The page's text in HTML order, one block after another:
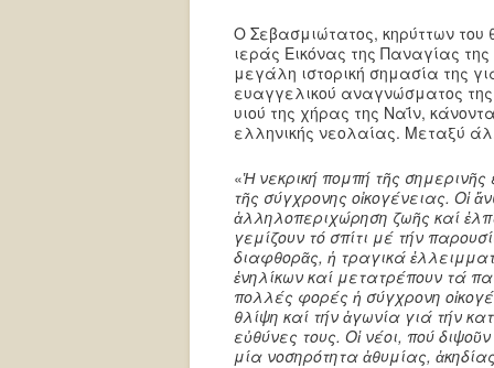
Ο Σεβασμιώτατος, κηρύττων
ιεράς Εικόνας της Παναγίας
μεγάλη ιστορική σημασία της
ευαγγελικού αναγνώσματος
υιού της χήρας της Ναΐν,
ελληνικής νεολαίας. Μεταξύ
«Ἡ νεκρική πομπή τῆς
τῆς σύγχρονης οἰκογένειας. Οἱ
ἀλληλοπεριχώρηση ζωῆς καί
γεμίζουν τό σπίτι μέ τήν
διαφθορᾶς, ἡ τραγικά
ἐνηλίκων καί μετατρέπουν τά
πολλές φορές ἡ σύγχρονη
θλίψη καί τήν ἀγωνία γιά τήν
εὐθύνες τους. Οἱ νέοι, πού
μία νοσηρότητα ἀθυμίας,